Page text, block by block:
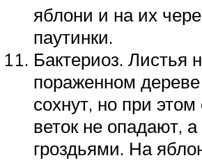
яблони и на их
паутинки.
Бактериоз. Листья
пораженном
сохнут, но при
веток не опадают, а
гроздьями. На